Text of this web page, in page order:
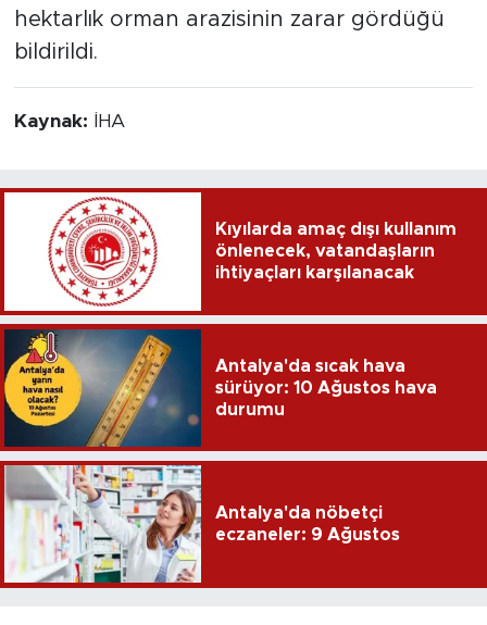
hektarlık orman arazisinin zarar gördüğü
bildirildi.
Kaynak: İHA
Kıyılarda amaç dışı kullanım
önlenecek, vatandaşların
ihtiyaçları karşılanacak
Antalya'da sıcak hava
sürüyor: 10 Ağustos hava
durumu
Antalya'da nöbetçi
eczaneler: 9 Ağustos